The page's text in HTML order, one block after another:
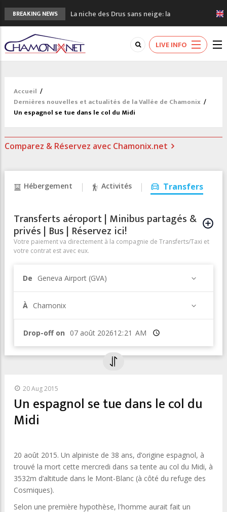
BREAKING NEWS
La niche des Drus sans neige: la
sécheresse en haute montagne
3 bonnes raisons pour visiter le nouveau
Musée du Mont-Blanc
Accidents en montagne: 3 personnes sont
à pied à Chamonix
3eme Chamonix Vallée Classics Festival
LIVE INFO
Accueil /
Dernières nouvelles et actualités de la Vallée de Chamonix /
Un espagnol se tue dans le col du Midi
Comparez & Réservez avec Chamonix.net
Hébergement Activités Transfers
Transferts aéroport | Minibus partagés &
privés | Bus | Réservez ici!
Votre paiement va directement à la compagnie de Transferts/Taxi et
votre contrat est avec eux.
De Geneva Airport (GVA)
À Chamonix
Drop-off on Heure
20 Aug 2015
Un espagnol se tue dans le col du
Midi
20 août 2015. Un alpiniste de 38 ans, d’origine espagnol, à
trouvé la mort cette mercredi dans sa tente au col du Midi, à
3532m d’altitude dans le Mont-Blanc (à côté du refuge des
Cosmiques).
Selon une première hypothèse, l'homme aurait fait un